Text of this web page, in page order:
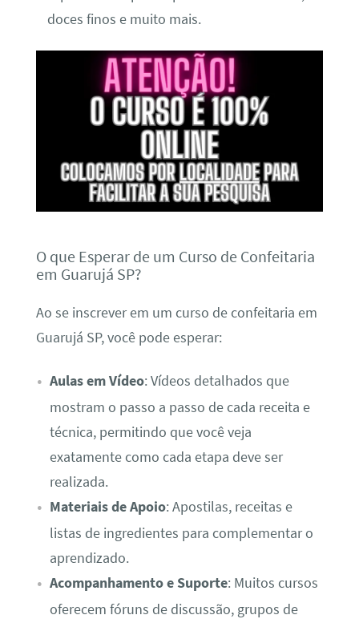
doces finos e muito mais.
O que Esperar de um Curso de Confeitaria
em Guarujá SP?
Ao se inscrever em um curso de confeitaria em
Guarujá SP, você pode esperar:
Aulas em Vídeo: Vídeos detalhados que
mostram o passo a passo de cada receita e
técnica, permitindo que você veja
exatamente como cada etapa deve ser
realizada.
Materiais de Apoio: Apostilas, receitas e
listas de ingredientes para complementar o
aprendizado.
Acompanhamento e Suporte: Muitos cursos
oferecem fóruns de discussão, grupos de